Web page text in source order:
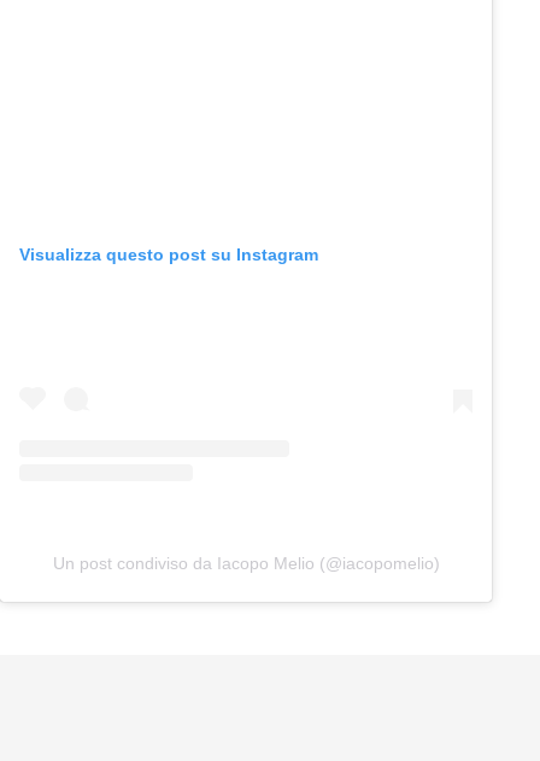
Visualizza questo post su Instagram
Un post condiviso da Iacopo Melio (@iacopomelio)